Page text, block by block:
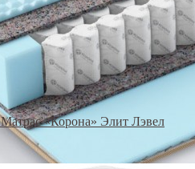
«Корона» Элит Лэвел